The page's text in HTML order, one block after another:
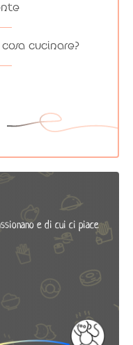
cucinare?
e di cui ci piace